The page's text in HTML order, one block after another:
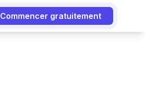
Commencer gratuitement